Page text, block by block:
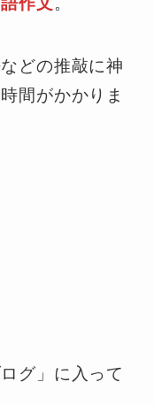
どの推敲に神
間がかかりま
グ」に入って